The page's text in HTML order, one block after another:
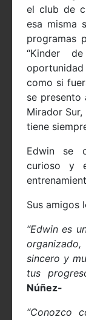
el club de
esa misma
programas
“Kinder
como si
se presento
Mirador Sur,
tiene
Edwin se
curioso y
Sus amigos
“Edwin es
sincero y
tus
Núñez-
“Conozco